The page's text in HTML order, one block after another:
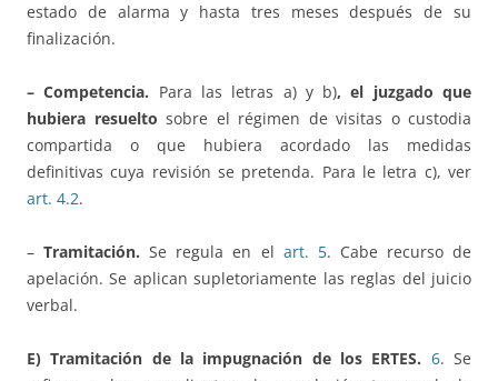
estado de alarma y hasta tres meses después de su
finalización.
– Competencia. Para las letras a) y b), el juzgado que
hubiera resuelto sobre el régimen de visitas o custodia
compartida o que hubiera acordado las medidas
definitivas cuya revisión se pretenda. Para le letra c), ver
art. 4.2.
–Tramitación.Se regula en el art. 5. Cabe recurso de
apelación. Se aplican supletoriamente las reglas del juicio
verbal.
E) Tramitación de la impugnación de los ERTES. 6. Se